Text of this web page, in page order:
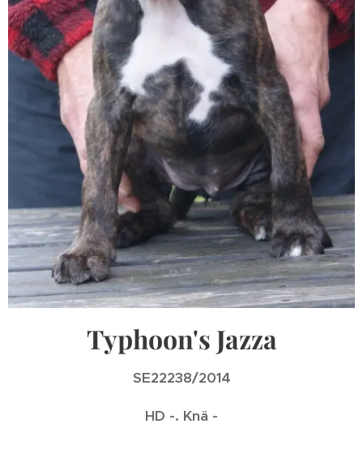
Typhoon's Jazza
SE22238/2014
HD -. Knä -